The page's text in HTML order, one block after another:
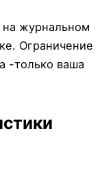
журнальном
Ограничение
-только ваша